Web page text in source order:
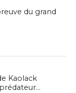
du grand
Kaolack